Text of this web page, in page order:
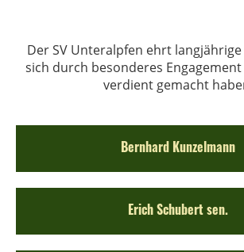
Der SV Unteralpfen ehrt
sich durch besonderes
verdient gemacht
Bernhard Kunzelmann
Erich Schubert sen.